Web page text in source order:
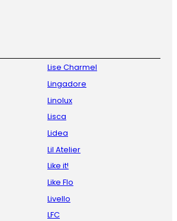
Lise Charmel
Lingadore
Linolux
Lisca
Lidea
Lil Atelier
Like it!
Like Flo
Livello
LFC